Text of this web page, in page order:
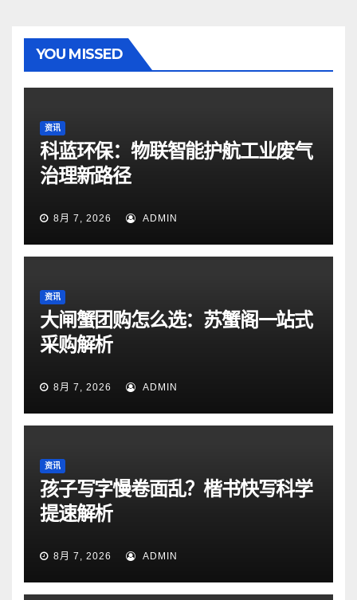
YOU MISSED
资讯
科蓝环保：物联智能护航工业废气
治理新路径
8月 7, 2026 ADMIN
资讯
大闸蟹团购怎么选：苏蟹阁一站式
采购解析
8月 7, 2026 ADMIN
资讯
孩子写字慢卷面乱？楷书快写科学
提速解析
8月 7, 2026 ADMIN